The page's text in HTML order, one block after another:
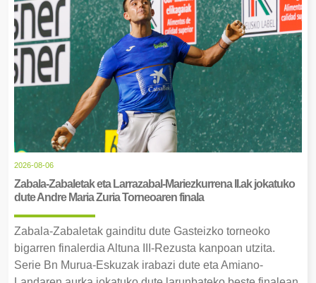
2026-08-06
Zabala-Zabaletak eta Larrazabal-Mariezkurrena II.ak jokatuko
dute Andre Maria Zuria Torneoaren finala
Zabala-Zabaletak gainditu dute Gasteizko torneoko
bigarren finalerdia Altuna III-Rezusta kanpoan utzita.
Serie Bn Murua-Eskuzak irabazi dute eta Amiano-